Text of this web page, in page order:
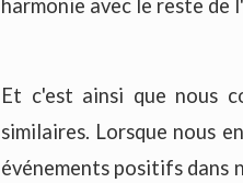
harmonie avec le reste de
Et c'est ainsi que nous
similaires. Lorsque nous
événements positifs dans